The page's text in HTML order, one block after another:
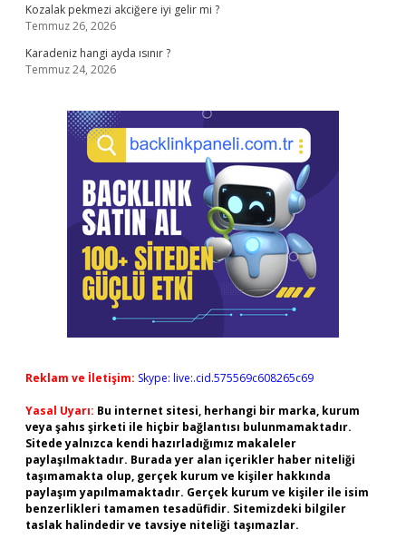
Kozalak pekmezi akciğere iyi gelir mi ?
Temmuz 26, 2026
Karadeniz hangi ayda ısınır ?
Temmuz 24, 2026
Reklam ve İletişim: Skype: live:.cid.575569c608265c69
Yasal Uyarı: Bu internet sitesi, herhangi bir marka, kurum
veya şahıs şirketi ile hiçbir bağlantısı bulunmamaktadır.
Sitede yalnızca kendi hazırladığımız makaleler
paylaşılmaktadır. Burada yer alan içerikler haber niteliği
taşımamakta olup, gerçek kurum ve kişiler hakkında
paylaşım yapılmamaktadır. Gerçek kurum ve kişiler ile isim
benzerlikleri tamamen tesadüfidir. Sitemizdeki bilgiler
taslak halindedir ve tavsiye niteliği taşımazlar.